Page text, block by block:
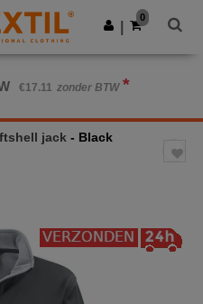
Download app
0
€17.11 zonder BTW *
jack - Black